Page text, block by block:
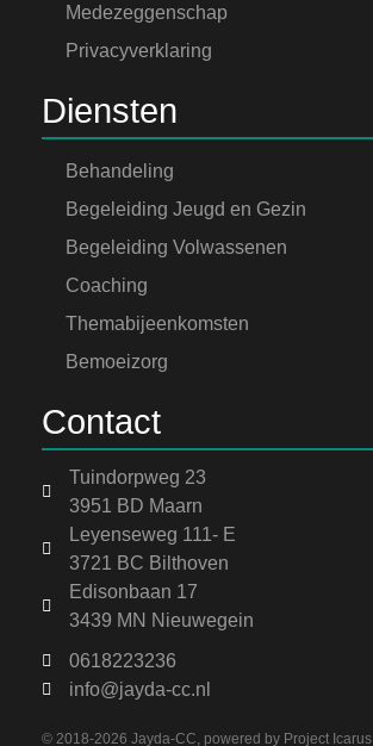
Medezeggenschap
Privacyverklaring
Diensten
Behandeling
Begeleiding Jeugd en Gezin
Begeleiding Volwassenen
Coaching
Themabijeenkomsten
Bemoeizorg
Contact
Tuindorpweg 23
3951 BD Maarn
Leyenseweg 111- E
3721 BC Bilthoven
Edisonbaan 17
3439 MN Nieuwegein
0618223236
info@jayda-cc.nl
© 2018-2026 Jayda-CC, powered by Project Icarus